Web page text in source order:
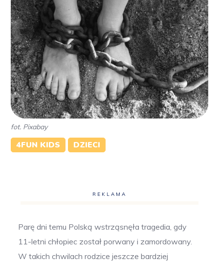
fot. Pixabay
4FUN KIDS DZIECI
REKLAMA
Parę dni temu Polską wstrząsnęła tragedia, gdy
11-letni chłopiec został porwany i zamordowany.
W takich chwilach rodzice jeszcze bardziej